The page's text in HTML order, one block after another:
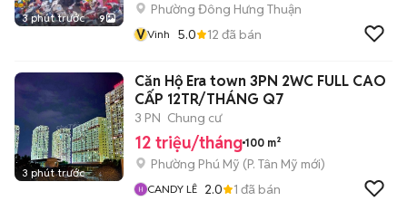
3 phút trước 9
Phường Đông Hưng Thuận
VVinh 5.0 12 đã bán
3 phút trước
Căn Hộ Era town 3PN 2WC FULL CAO
CẤP 12TR/THÁNG Q7
3 PN Chung cư
12 triệu/tháng 100 m²
Phường Phú Mỹ (P. Tân Mỹ mới)
CANDY LÊ 2.0 1 đã bán